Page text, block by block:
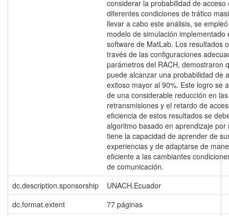
considerar la probabilidad de acceso
diferentes condiciones de tráfico
llevar a cabo este análisis, se
modelo de simulación implementado
software de MatLab. Los resultados
través de las configuraciones
parámetros del RACH, demostraron
puede alcanzar una probabilidad de
exitoso mayor al 90%. Este logro se
de una considerable reducción en las
retransmisiones y el retardo de
eficiencia de estos resultados se
algoritmo basado en aprendizaje por
tiene la capacidad de aprender de
experiencias y de adaptarse de
eficiente a las cambiantes
de comunicación.
dc.description.sponsorship
UNACH,Ecuador
dc.format.extent
77 páginas